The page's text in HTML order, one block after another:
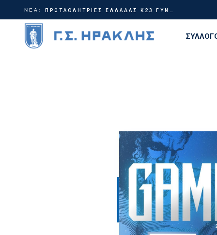
ΝΕΑ:Γίνε μέρος της ιστορίας | Χορηγικά πακέτα ΗρακλήςTable Tennis